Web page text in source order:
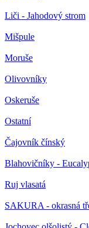
Liči - Jahodový strom
Mišpule
Moruše
Olivovníky
Oskeruše
Ostatní
Čajovník čínský
Blahovičníky -
Ruj vlasatá
SAKURA - okrasná